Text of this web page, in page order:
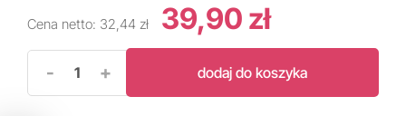
Cena netto: 32,44 zł 39,90 zł
- + dodaj do koszyka